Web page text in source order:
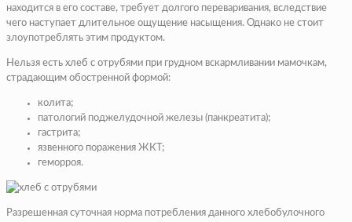
находится в его составе, требует долгого переваривания, вследствие
чего наступает длительное ощущение насыщения. Однако не стоит
злоупотреблять этим продуктом.
Нельзя есть хлеб с отрубями при грудном вскармливании мамочкам,
страдающим обостренной формой:
колита;
патологий поджелудочной железы (панкреатита);
гастрита;
язвенного поражения ЖКТ;
геморроя.
Разрешенная суточная норма потребления данного хлебобулочного